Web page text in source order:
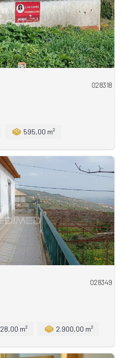
028318
595,00 m²
028349
28,00 m² 2.900,00 m²